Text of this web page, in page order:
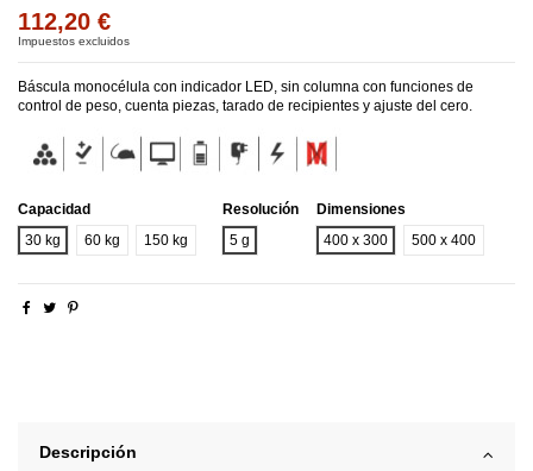
112,20 €
Impuestos excluidos
Báscula monocélula con indicador LED, sin columna con funciones de
control de peso, cuenta piezas, tarado de recipientes y ajuste del cero.
Capacidad
30 kg
60 kg 150 kg
Resolución
5 g
Dimensiones
400 x 300
500 x 400
Descripción